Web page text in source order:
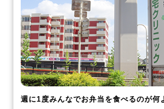
週に1度みんなでお弁当を食べるのが何